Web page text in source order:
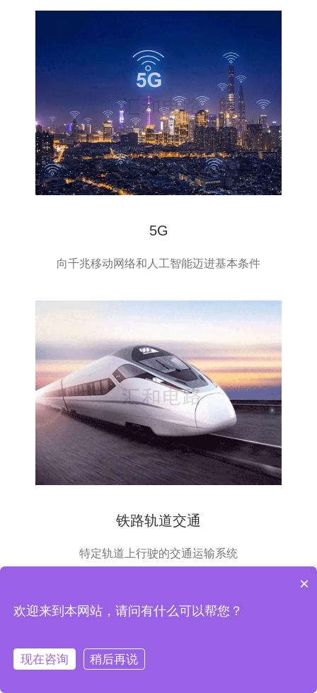
5G
向千兆移动网络和人工智能迈进基本条件
铁路轨道交通
特定轨道上行驶的交通运输系统
×
欢迎来到本网站，请问有什么可以帮您？
现在咨询 稍后再说